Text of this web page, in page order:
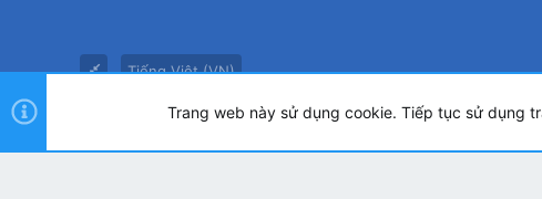
Tiếng Việt (VN)
Community platform by XenForo ® © 2010-2026 XenForo Ltd.
Trang web này sử dụng cookie. Tiếp tục sử dụng